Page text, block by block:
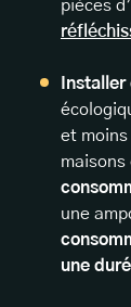
pièces
Installer
et
une
une